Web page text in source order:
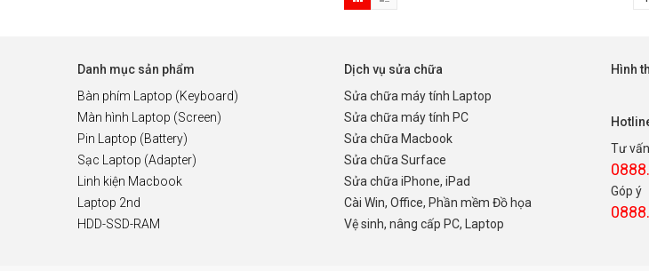
Danh mục sản phẩm
Bàn phím Laptop (Keyboard)
Màn hình Laptop (Screen)
Pin Laptop (Battery)
Sạc Laptop (Adapter)
Linh kiện Macbook
Laptop 2nd
HDD-SSD-RAM
Dịch vụ sửa chữa
Sửa chữa máy tính Laptop
Sửa chữa máy tính PC
Sửa chữa Macbook
Sửa chữa Surface
Sửa chữa iPhone, iPad
Cài Win, Office, Phần mềm Đồ họa
Vệ sinh, nâng cấp PC, Laptop
Hình
Tư
Góp ý